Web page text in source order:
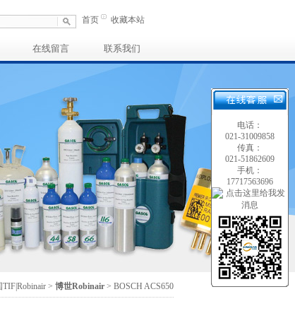
首页 收藏本站
在线留言 联系我们
TIF|Robinair > 博世Robinair > BOSCH ACS650
电话：
021-31009858
传真：
021-51862609
手机：
17717563696